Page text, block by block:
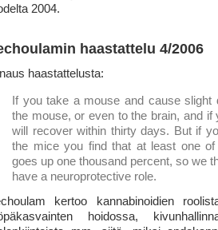
2004.
haastattelu 4/2006
haastattelusta:
If you take a mouse and cause slight
the mouse, or even to the brain, and if
will recover within thirty days. But if
the mice you find that at least one of
goes up one thousand percent, so we
have a neuroprotective role.
kertoo kannabinoidien
hoidossa,